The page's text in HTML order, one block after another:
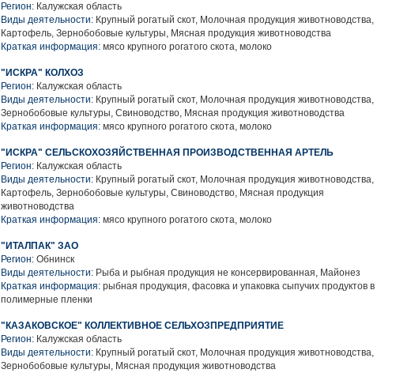
Регион: Калужская область
Виды деятельности: Крупный рогатый скот, Молочная продукция животноводства,
Картофель, Зернобобовые культуры, Мясная продукция животноводства
Краткая информация: мясо крупного рогатого скота, молоко
"ИСКРА" КОЛХОЗ
Регион: Калужская область
Виды деятельности: Крупный рогатый скот, Молочная продукция животноводства,
Зернобобовые культуры, Свиноводство, Мясная продукция животноводства
Краткая информация: мясо крупного рогатого скота, молоко
"ИСКРА" СЕЛЬСКОХОЗЯЙСТВЕННАЯ ПРОИЗВОДСТВЕННАЯ АРТЕЛЬ
Регион: Калужская область
Виды деятельности: Крупный рогатый скот, Молочная продукция животноводства,
Картофель, Зернобобовые культуры, Свиноводство, Мясная продукция
животноводства
Краткая информация: мясо крупного рогатого скота, молоко
"ИТАЛПАК" ЗАО
Регион: Обнинск
Виды деятельности: Рыба и рыбная продукция не консервированная, Майонез
Краткая информация: рыбная продукция, фасовка и упаковка сыпучих продуктов в
полимерные пленки
"КАЗАКОВСКОЕ" КОЛЛЕКТИВНОЕ СЕЛЬХОЗПРЕДПРИЯТИЕ
Регион: Калужская область
Виды деятельности: Крупный рогатый скот, Молочная продукция животноводства,
Зернобобовые культуры, Мясная продукция животноводства